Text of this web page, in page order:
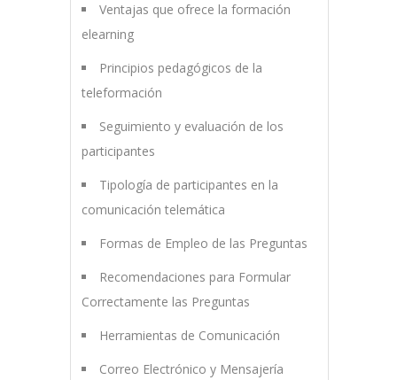
Ventajas que ofrece la formación
elearning
Principios pedagógicos de la
teleformación
Seguimiento y evaluación de los
participantes
Tipología de participantes en la
comunicación telemática
Formas de Empleo de las Preguntas
Recomendaciones para Formular
Correctamente las Preguntas
Herramientas de Comunicación
Correo Electrónico y Mensajería